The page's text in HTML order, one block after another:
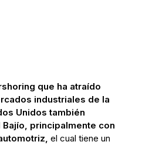
que ha atraído
industriales de la
Unidos también
principalmente con
el cual tiene un